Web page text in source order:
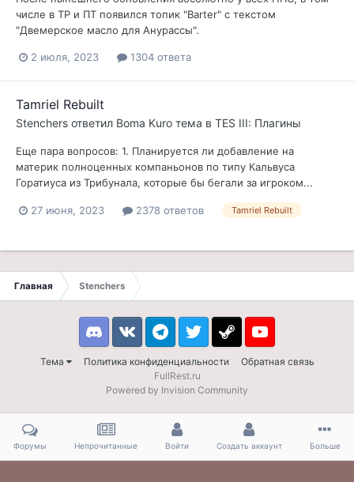
числе в ТР и ПТ появился топик "Barter" с текстом
"Двемерское масло для Анурассы".
2 июля, 2023 1304 ответа
Tamriel Rebuilt
Stenchers ответил Boma Kuro тема в TES III: Плагины
Еще пара вопросов: 1. Планируется ли добавление на
материк полноценных компаньонов по типу Кальвуса
Горатиуса из Трибунала, которые бы бегали за игроком...
27 июня, 2023 2378 ответов Tamriel Rebuilt
Главная Stenchers
Тема Политика конфиденциальности Обратная связь
DiscordVK TelegramTwitter Steam Youtube
FullRest.ru
Powered by Invision Community
Форумы Непрочитанные Войти Создать аккаунт Больше